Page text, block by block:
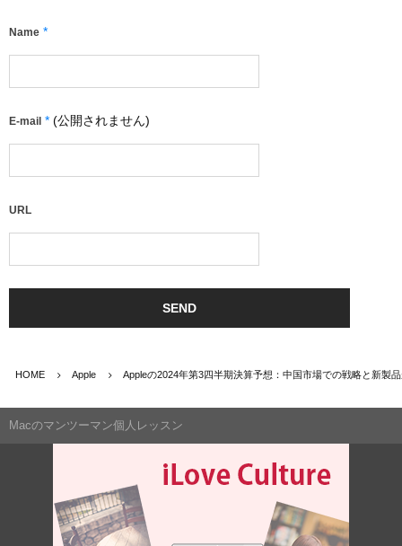
Name *
E-mail * (公開されません)
URL
HOME Apple Appleの2024年第3四半期決算予想：中国市場での戦略と新製
Macのマンツーマン個人レッスン